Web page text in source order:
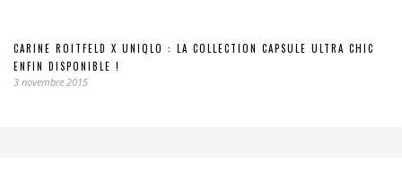
CARINE ROITFELD X UNIQLO : LA COLLECTION CAPSULE ULTRA CHIC
ENFIN DISPONIBLE !
3 novembre 2015